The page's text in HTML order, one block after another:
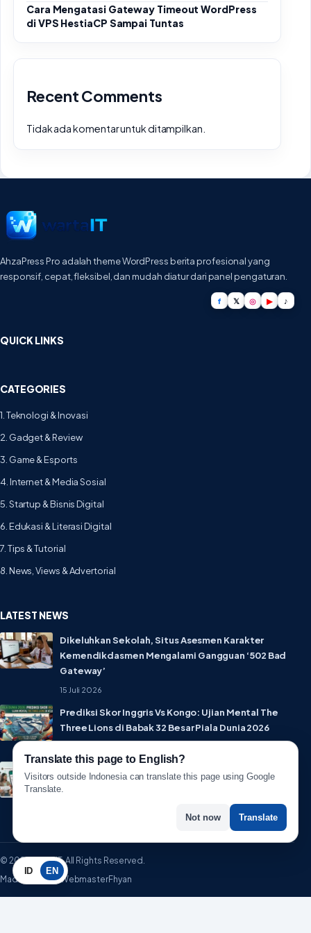
Cara Mengatasi Gateway Timeout WordPress
di VPS HestiaCP Sampai Tuntas
Recent Comments
Tidak ada komentar untuk ditampilkan.
AhzaPress Pro adalah theme WordPress berita profesional yang
responsif, cepat, fleksibel, dan mudah diatur dari panel pengaturan.
f 𝕏 ◎ ▶ ♪
QUICK LINKS
CATEGORIES
1. Teknologi & Inovasi
2. Gadget & Review
3. Game & Esports
4. Internet & Media Sosial
5. Startup & Bisnis Digital
6. Edukasi & Literasi Digital
7. Tips & Tutorial
8. News, Views & Advertorial
LATEST NEWS
Dikeluhkan Sekolah, Situs Asesmen Karakter
Kemendikdasmen Mengalami Gangguan ‘502 Bad
Gateway’
15 Juli 2026
Prediksi Skor Inggris Vs Kongo: Ujian Mental The
Three Lions di Babak 32 Besar Piala Dunia 2026
Tak Perlu Lagi Sebar Nomor HP
© 2026 WartaIT. All Rights Reserved.
Made with ♥ by WebmasterFhyan
ID EN
Translate this page to English?
Visitors outside Indonesia can translate this page using Google
Translate.
Not now Translate